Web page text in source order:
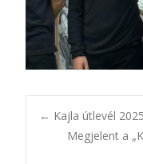
← Kajla útlevél
Megjelent a